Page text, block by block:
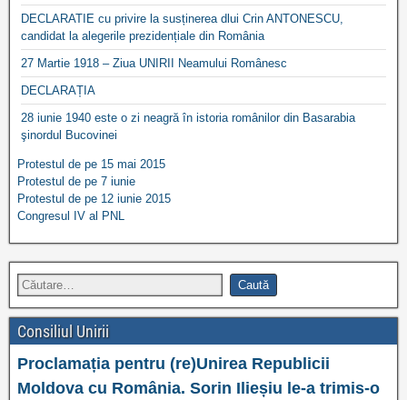
DECLARATIE cu privire la susținerea dlui Crin ANTONESCU,
candidat la alegerile prezidențiale din România
27 Martie 1918 – Ziua UNIRII Neamului Românesc
DECLARAȚIA
28 iunie 1940 este o zi neagră în istoria românilor din Basarabia
şinordul Bucovinei
Protestul de pe 15 mai 2015
Protestul de pe 7 iunie
Protestul de pe 12 iunie 2015
Congresul IV al PNL
Consiliul Unirii
Proclamația pentru (re)Unirea Republicii
Moldova cu România. Sorin Ilieșiu le-a trimis-o